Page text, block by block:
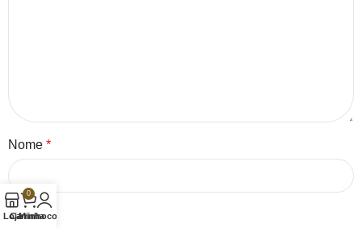
Nome *
E-mail*
Loja
0
Carrinho
Minha conta